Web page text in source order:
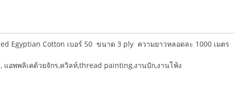
Egyptian Cotton เบอร์ 50 ขนาด 3 ply ความยาวหลอดละ 1000 เมตร
แอพพลิเคด้วยจักร,ควิลท์,thread painting,งานปัก,งานโพ้ง